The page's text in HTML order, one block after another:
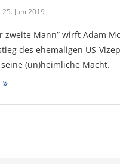
25. Juni 2019
zweite Mann” wirft Adam
des ehemaligen US-
(un)heimliche Macht.